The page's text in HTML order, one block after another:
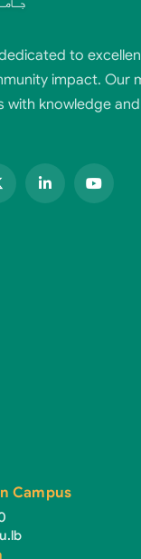
to
impact. Our
knowledge
Campus